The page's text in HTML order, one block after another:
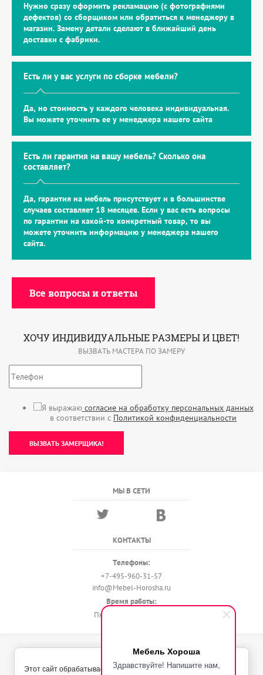
Мебель Хороша
Здравствуйте! Напишите нам,
Нужно сразу оформить рекламацию (с фотографиями
дефектов) со сборщиком или обратиться к менеджеру в
магазин. Замену детали сделают в ближайший день
доставки с фабрики.
Есть ли у вас услуги по сборке мебели?
Да, но стоимость у каждого человека индивидуальная.
Вы можете уточнить ее у менеджера нашего сайта
Есть ли гарантия на вашу мебель? Сколько она
составляет?
Да, гарантия на мебель присутствует и в большинстве
случаев составляет 18 месяцев. Если у вас есть вопросы
по гарантии на какой-то конкретный товар, то вы
можете уточнить информацию у менеджера нашего
сайта.
Все вопросы и ответы
ХОЧУ ИНДИВИДУАЛЬНЫЕ РАЗМЕРЫ И ЦВЕТ!
ВЫЗВАТЬ МАСТЕРА ПО ЗАМЕРУ
Я выражаюсогласие на обработку персональных данных
в соответствии с Политикой конфиденциальности
ВЫЗВАТЬ ЗАМЕРЩИКА!
МЫ В СЕТИ
КОНТАКТЫ
Телефоны:
+7-495-960-31-57
info@Mebel-Horosha.ru
Время работы:
Пн - Вс с 9:00 до 22:00
© 2018 - 2026 Мебель-Хороша
Политика конфиденциальности
Этот сайт обрабатывает Cookies с целью